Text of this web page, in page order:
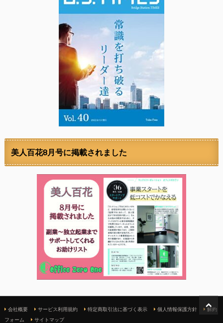
美人百花8月号に掲載されました
会社概要 サービス利用規約 特定商取引法に基づく表示 個人情報保護方針
解約
フォーム
サイトマップ